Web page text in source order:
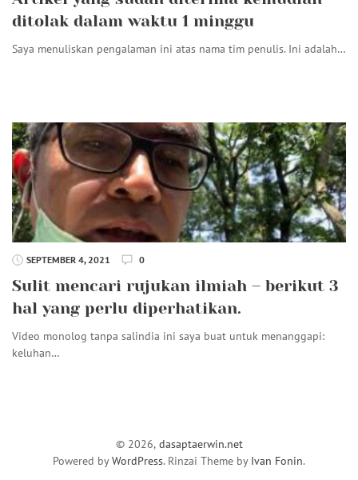
ditolak dalam waktu 1 minggu
Saya menuliskan pengalaman ini atas nama tim penulis. Ini adalah…
SEPTEMBER 4, 2021 0
Sulit mencari rujukan ilmiah – berikut 3
hal yang perlu diperhatikan.
Video monolog tanpa salindia ini saya buat untuk menanggapi:
keluhan…
© 2026, dasaptaerwin.net
Powered byWordPress. Rinzai Theme by Ivan Fonin.